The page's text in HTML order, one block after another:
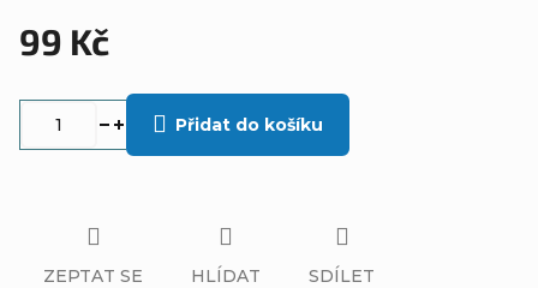
99 Kč
Přidat do košíku
ZEPTAT SE HLÍDAT SDÍLET